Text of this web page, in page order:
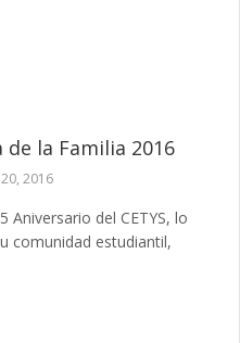
de la Familia 2016
2016
Aniversario del CETYS, lo
comunidad estudiantil,